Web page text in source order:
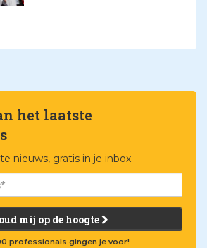
het laatste
nieuws, gratis in je inbox
mij op de hoogte
professionals gingen je voor!